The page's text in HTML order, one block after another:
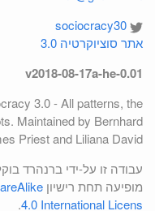
sociocracy30
אתר סוציוקרטיה 3.0
v2018-08-17a-he-0.01
3.0 - All patterns, the
Maintained by Bernhard
Priest and Liliana David.
עבודה זו על-ידי ברנהרד
מופיעה תחת רישיון
4.0 International Licens
.